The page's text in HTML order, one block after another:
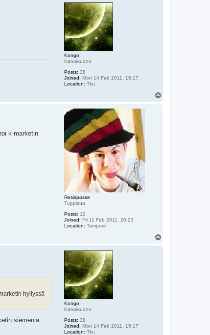
Kongo
Karvakuono
Posts: 38
Joined: Mon 14 Feb 2011, 15:17
Location: Tku
Resisposse
Tuppisuu
Posts: 12
Joined: Fri 11 Feb 2011, 20:23
Location: Tampere
k-marketin
Kongo
Karvakuono
Posts: 38
Joined: Mon 14 Feb 2011, 15:17
Location: Tku
hyllyssä
siemeniä